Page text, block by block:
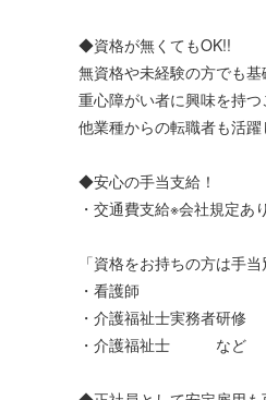
◆資格が無くてもOK!!
無資格や未経験の方でも
重心障がい者に興味を持
他業種からの転職者も活躍
◆安心の手当支給！
・交通費支給※会社規定あり
「資格をお持ちの方は手当
・看護師
・介護福祉士実務者研修
・介護福祉士 など